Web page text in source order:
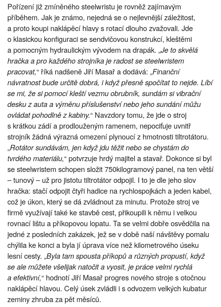
Pořízení již zmíněného steelwristu je rovněž zajímavým
příběhem. Jak je známo, nejedná se o nejlevnější záležitost,
a proto koupi naklápěcí hlavy s rotací dlouho zvažovali. Jde
o klasickou konfiguraci se sendvičovou konstrukcí, kleštěmi
a pomocným hydraulickým vývodem na drapák. „Je to skvělá
hračka a pro každého strojníka je radost se steelwristem
pracovat,“ říká nadšeně Jiří Masař a dodává: „Finanční
návratnost bude určitě dobrá, i když přesně spočítat to nejde. Líbí
se mi, že si pomocí kleští vezmu obrubník, sundám si vibrační
desku z auta a výměnu příslušenství nebo jeho sundání můžu
ovládat pohodlně z kabiny.“ Navzdory tomu, že jde o stroj
s krátkou zádí a prodlouženým ramenem, nepociťuje uvnitř
strojník žádná výrazná omezení plynoucí z hmotnosti tiltrotátoru.
„Rotátor sundávám, jen když jdu těžit nebo se chystám do
tvrdého materiálu,“ potvrzuje hrdý majitel a stavař. Dokonce si byl
se steelwristem schopen složit 750kilogramový panel, na ten větší
– tunový – už pro jistotu tiltrotátor odpojil. I to je dle jeho slov
hračka: stačí odpojit čtyři hadice na rychlospojkách a jeden kabel,
což je úkon, který se dá zvládnout za minutu. Protože stroj ve
firmě využívají také ke stavbě cest, přikoupili k němu i velkou
rovnací lištu a příkopovou lopatu. Ta se velmi dobře osvědčila na
jedné z posledních zakázek, jež se v době naší návštěvy pomalu
chýlila ke konci a byla jí úprava více než kilometrového úseku
lesní cesty. „Byla tam spousta příkopů a různých propustí, když
se ale můžete všelijak natočit a vyosit, je práce velmi rychlá
a efektivní,“ hodnotí Jiří Masař progres nového stroje s otočnou
naklápěcí hlavou. Celý úsek zvládli i s odvozem velkých kubatur
zeminy zhruba za pět měsíců.